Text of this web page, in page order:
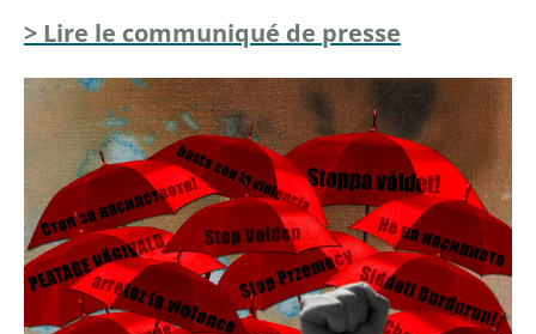
> Lire le communiqué de presse